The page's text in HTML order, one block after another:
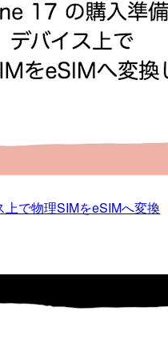
で物理SIMをeSIMへ変換